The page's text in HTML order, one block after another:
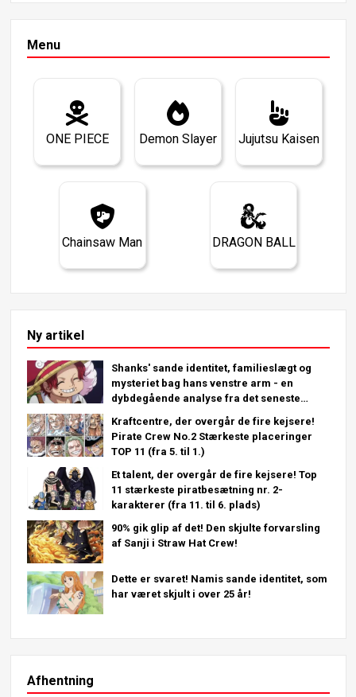
Menu
ONE PIECE Demon Slayer Jujutsu Kaisen
Chainsaw Man DRAGON BALL
Ny artikel
Shanks' sande identitet, familieslægt og
mysteriet bag hans venstre arm - en
dybdegående analyse fra det seneste
Kraftcentre, der overgår de fire kejsere!
Pirate Crew No.2 Stærkeste placeringer
TOP 11 (fra 5. til 1.)
Et talent, der overgår de fire kejsere! Top
11 stærkeste piratbesætning nr. 2-
karakterer (fra 11. til 6. plads)
90% gik glip af det! Den skjulte forvarsling
af Sanji i Straw Hat Crew!
Dette er svaret! Namis sande identitet, som
har været skjult i over 25 år!
Afhentning